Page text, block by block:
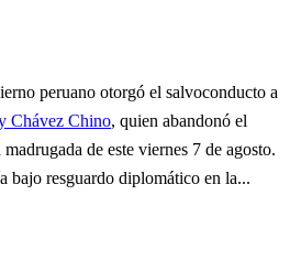
Chávez Chino, quien abandonó el
de este viernes 7 de agosto.
bajo resguardo diplomático en la...